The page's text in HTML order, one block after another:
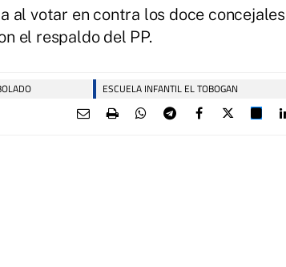
al votar en contra los doce concejales
el respaldo del PP.
ESCUELA INFANTIL EL TOBOGAN